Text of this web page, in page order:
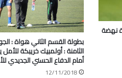
نهضة
بطولة القسم الثاني هواة :
الثامنة : أولمبيك خريبكة للأمل
أمام الدفاع الحسني الجديدي
12/11/2018